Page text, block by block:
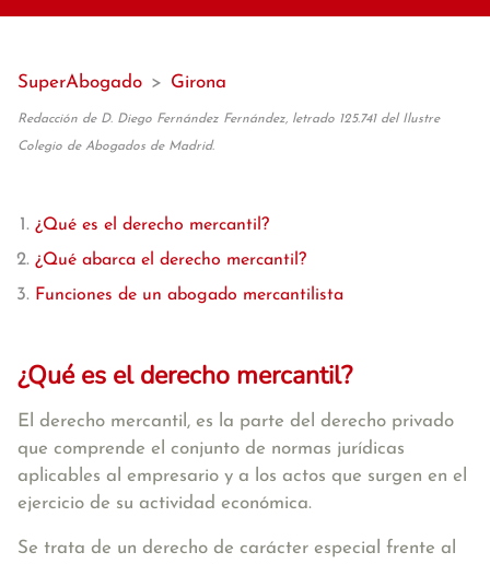
SuperAbogado > Girona
Redacción de D. Diego Fernández Fernández, letrado 125.741 del Ilustre
Colegio de Abogados de Madrid.
¿Qué es el derecho mercantil?
¿Qué abarca el derecho mercantil?
Funciones de un abogado mercantilista
¿Qué es el derecho mercantil?
El derecho mercantil, es la parte del derecho privado
que comprende el conjunto de normas jurídicas
aplicables al empresario y a los actos que surgen en el
ejercicio de su actividad económica.
Se trata de un derecho de carácter especial frente al